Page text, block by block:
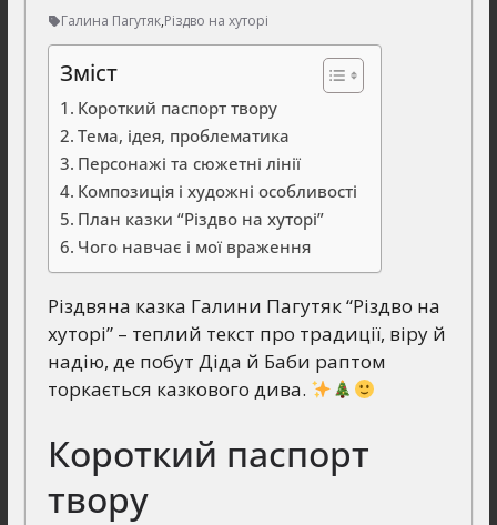
Галина Пагутяк,Різдво на хуторі
Зміст
Короткий паспорт твору
Тема, ідея, проблематика
Персонажі та сюжетні лінії
Композиція і художні особливості
План казки “Різдво на хуторі”
Чого навчає і мої враження
Різдвяна казка Галини Пагутяк “Різдво на
хуторі” – теплий текст про традиції, віру й
надію, де побут Діда й Баби раптом
торкається казкового дива.
Короткий паспорт
твору